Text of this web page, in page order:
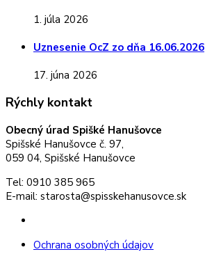
1. júla 2026
Uznesenie OcZ zo dňa 16.06.2026
17. júna 2026
Rýchly kontakt
Obecný úrad Spišké Hanušovce
Spišské Hanušovce č. 97,
059 04, Spišské Hanušovce
Tel: 0910 385 965
E-mail: starosta@spisskehanusovce.sk
Ochrana osobných údajov